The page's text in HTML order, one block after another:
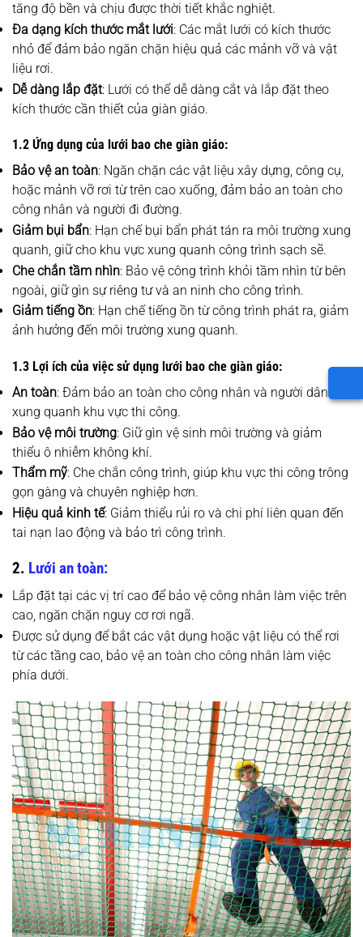
LỌC
tăng độ bền và chịu được thời tiết khắc nghiệt.
Đa dạng kích thước mắt lưới: Các mắt lưới có kích thước
nhỏ để đảm bảo ngăn chặn hiệu quả các mảnh vỡ và vật
liệu rơi.
Dễ dàng lắp đặt: Lưới có thể dễ dàng cắt và lắp đặt theo
kích thước cần thiết của giàn giáo.
1.2 Ứng dụng của lưới bao che giàn giáo:
Bảo vệ an toàn: Ngăn chặn các vật liệu xây dựng, công cụ,
hoặc mảnh vỡ rơi từ trên cao xuống, đảm bảo an toàn cho
công nhân và người đi đường.
Giảm bụi bẩn: Hạn chế bụi bẩn phát tán ra môi trường xung
quanh, giữ cho khu vực xung quanh công trình sạch sẽ.
Che chắn tầm nhìn: Bảo vệ công trình khỏi tầm nhìn từ bên
ngoài, giữ gìn sự riêng tư và an ninh cho công trình.
Giảm tiếng ồn: Hạn chế tiếng ồn từ công trình phát ra, giảm
ảnh hưởng đến môi trường xung quanh.
1.3 Lợi ích của việc sử dụng lưới bao che giàn giáo:
An toàn: Đảm bảo an toàn cho công nhân và người dân
xung quanh khu vực thi công.
Bảo vệ môi trường: Giữ gìn vệ sinh môi trường và giảm
thiểu ô nhiễm không khí.
Thẩm mỹ: Che chắn công trình, giúp khu vực thi công trông
gọn gàng và chuyên nghiệp hơn.
Hiệu quả kinh tế: Giảm thiểu rủi ro và chi phí liên quan đến
tai nạn lao động và bảo trì công trình.
2. Lưới an toàn:
Lắp đặt tại các vị trí cao để bảo vệ công nhân làm việc trên
cao, ngăn chặn nguy cơ rơi ngã.
Được sử dụng để bắt các vật dụng hoặc vật liệu có thể rơi
từ các tầng cao, bảo vệ an toàn cho công nhân làm việc
phía dưới.